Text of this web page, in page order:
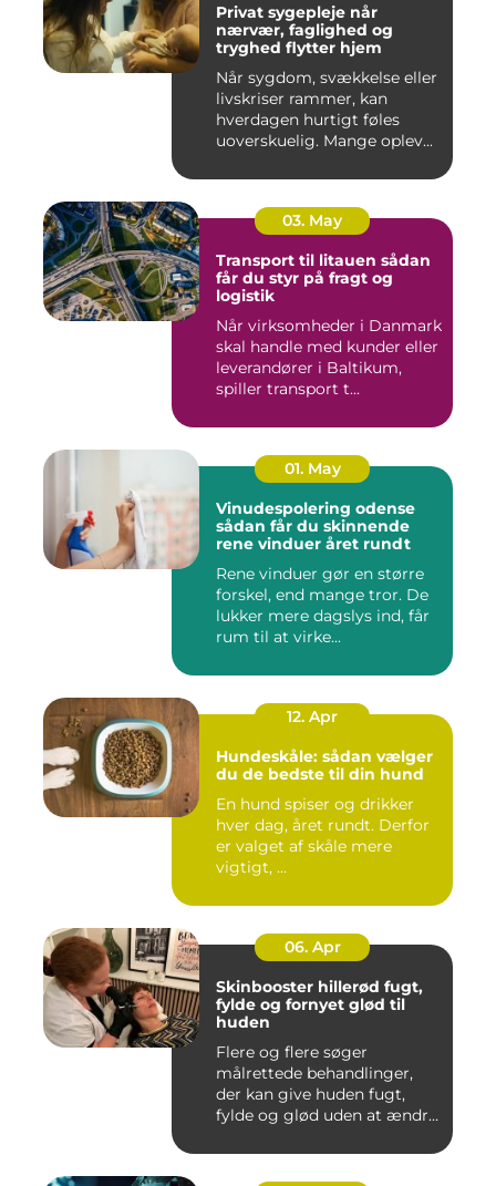
Privat sygepleje når
nærvær, faglighed og
tryghed flytter hjem
Når sygdom, svækkelse eller
livskriser rammer, kan
hverdagen hurtigt føles
uoverskuelig. Mange oplev...
03. May
Transport til litauen sådan
får du styr på fragt og
logistik
Når virksomheder i Danmark
skal handle med kunder eller
leverandører i Baltikum,
spiller transport t...
01. May
Vinudespolering odense
sådan får du skinnende
rene vinduer året rundt
Rene vinduer gør en større
forskel, end mange tror. De
lukker mere dagslys ind, får
rum til at virke...
12. Apr
Hundeskåle: sådan vælger
du de bedste til din hund
En hund spiser og drikker
hver dag, året rundt. Derfor
er valget af skåle mere
vigtigt, ...
06. Apr
Skinbooster hillerød fugt,
fylde og fornyet glød til
huden
Flere og flere søger
målrettede behandlinger,
der kan give huden fugt,
fylde og glød uden at ændre